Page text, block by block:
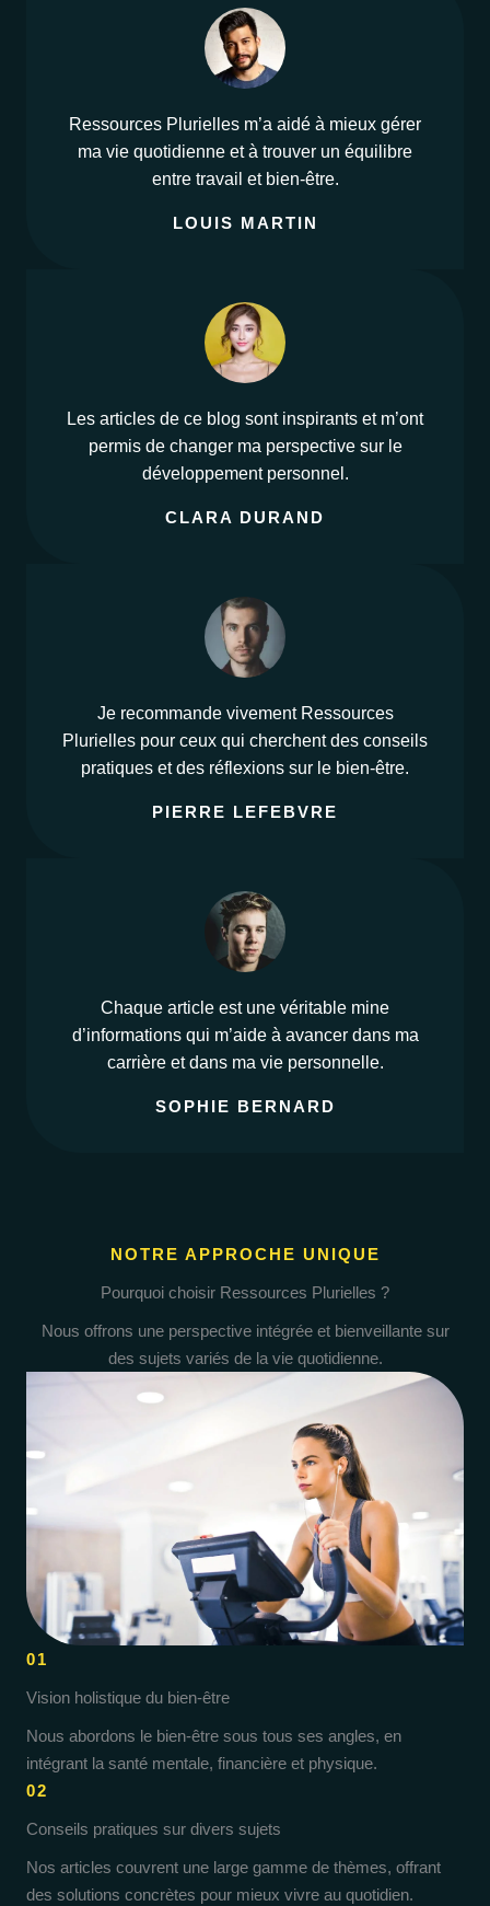
Ressources Plurielles m’a aidé à mieux gérer
ma vie quotidienne et à trouver un équilibre
entre travail et bien-être.
LOUIS MARTIN
Les articles de ce blog sont inspirants et m’ont
permis de changer ma perspective sur le
développement personnel.
CLARA DURAND
Je recommande vivement Ressources
Plurielles pour ceux qui cherchent des conseils
pratiques et des réflexions sur le bien-être.
PIERRE LEFEBVRE
Chaque article est une véritable mine
d’informations qui m’aide à avancer dans ma
carrière et dans ma vie personnelle.
SOPHIE BERNARD
NOTRE APPROCHE UNIQUE
Pourquoi choisir Ressources Plurielles ?
Nous offrons une perspective intégrée et bienveillante sur
des sujets variés de la vie quotidienne.
01
Vision holistique du bien-être
Nous abordons le bien-être sous tous ses angles, en
intégrant la santé mentale, financière et physique.
02
Conseils pratiques sur divers sujets
Nos articles couvrent une large gamme de thèmes, offrant
des solutions concrètes pour mieux vivre au quotidien.